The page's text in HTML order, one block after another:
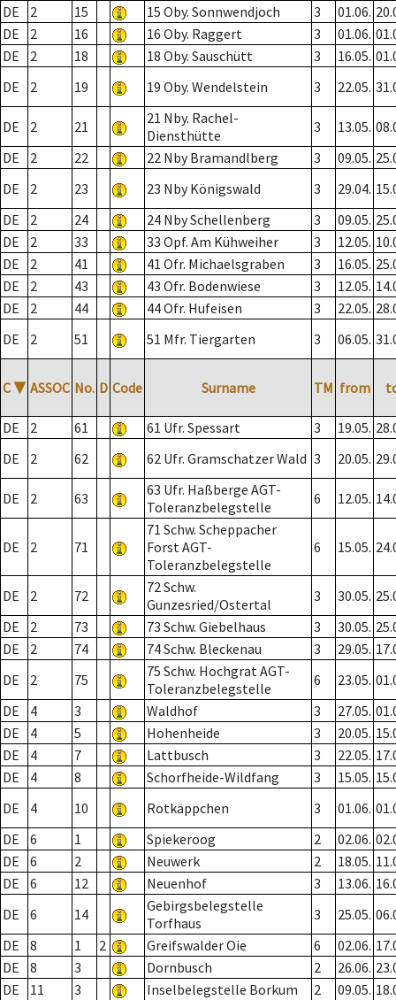
DE
2 15 15 Oby. Sonnwendjoch 3 01.06.
DE
2 16 16 Oby. Raggert 3 01.06.
DE
2 18 18 Oby. Sauschütt 3 16.05.
DE
2 19 19 Oby. Wendelstein 3 22.05.
DE 2 21
21 Nby. Rachel-
Diensthütte
3 13.05.
DE
2 22 22 Nby Bramandlberg 3 09.05.
DE
2 23 23 Nby Königswald 3 29.04.
DE
2 24 24 Nby Schellenberg 3 09.05.
DE
2 33 33 Opf. Am Kühweiher 3 12.05.
DE
2 41 41 Ofr. Michaelsgraben 3 16.05.
DE
2 43 43 Ofr. Bodenwiese 3 12.05.
DE
2 44 44 Ofr. Hufeisen 3 22.05.
DE
2 51 51 Mfr. Tiergarten 3 06.05.
C ▼ ASSOC No. D Code Surname TM from
DE 2 61 61 Ufr. Spessart 3 19.05.
DE
2 62 62 Ufr. Gramschatzer Wald 3 20.05.
DE 2 63
63 Ufr. Haßberge AGT-
Toleranzbelegstelle
6 12.05.
DE 2 71
71 Schw. Scheppacher
Forst AGT-
Toleranzbelegstelle
6 15.05.
DE 2 72
72 Schw.
Gunzesried/Ostertal
3 30.05.
DE
2 73 73 Schw. Giebelhaus 3 30.05.
DE
2 74 74 Schw. Bleckenau 3 29.05.
DE
2 75
75 Schw. Hochgrat AGT-
Toleranzbelegstelle
6 23.05.
DE
4 3 Waldhof 3 27.05.
DE
4 5 Hohenheide 3 20.05.
DE
4 7 Lattbusch 3 22.05.
DE
4 8 Schorfheide-Wildfang 3 15.05.
DE
4 10 Rotkäppchen 3 01.06.
DE
6 1 Spiekeroog 2 02.06.
DE
6 2 Neuwerk 2 18.05.
DE
6 12 Neuenhof 3 13.06.
DE
6 14
Gebirgsbelegstelle
Torfhaus
3 25.05.
DE
8 1 2 Greifswalder Oie 6 02.06.
DE
8 3 Dornbusch 2 26.06.
DE
11 3 Inselbelegstelle Borkum 2 09.05.